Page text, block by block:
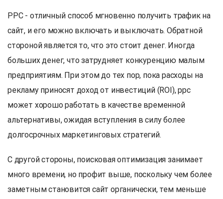
PPC - отличный способ мгновенно получить трафик на
сайт, и его можно включать и выключать. Обратной
стороной является то, что это стоит денег. Иногда
больших денег, что затрудняет конкуренцию малым
предприятиям. При этом до тех пор, пока расходы на
рекламу приносят доход от инвестиций (ROI), ppc
может хорошо работать в качестве временной
альтернативы, ожидая вступления в силу более
долгосрочных маркетинговых стратегий.
С другой стороны, поисковая оптимизация занимает
много времени, но профит выше, поскольку чем более
заметным становится сайт органически, тем меньше